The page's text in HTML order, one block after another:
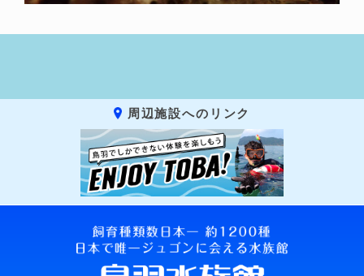
周辺施設へのリンク